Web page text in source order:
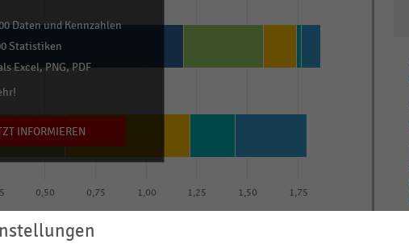
0,50 0,75 1,00 1,25 1,50 1,75
Daten und Kennzahlen
Statistiken
Excel, PNG, PDF
INFORMIEREN